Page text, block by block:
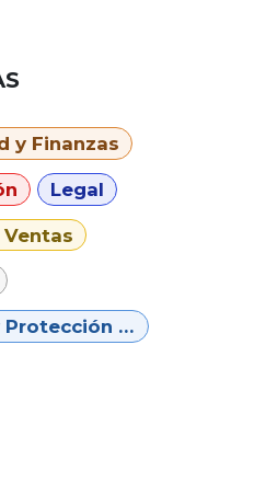
y Finanzas
Legal
Seguridad y Protección de Datos